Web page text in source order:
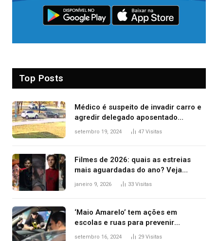
Top Posts
Médico é suspeito de invadir carro e
agredir delegado aposentado
durante confusão no trânsito
setembro 19, 2024 47 Visitas
Filmes de 2026: quais as estreias
mais aguardadas do ano? Veja
principais lançamentos do cinema
janeiro 9, 2026 33 Visitas
‘Maio Amarelo’ tem ações em
escolas e ruas para prevenir
acidentes no trânsito no AP
setembro 16, 2024 29 Visitas